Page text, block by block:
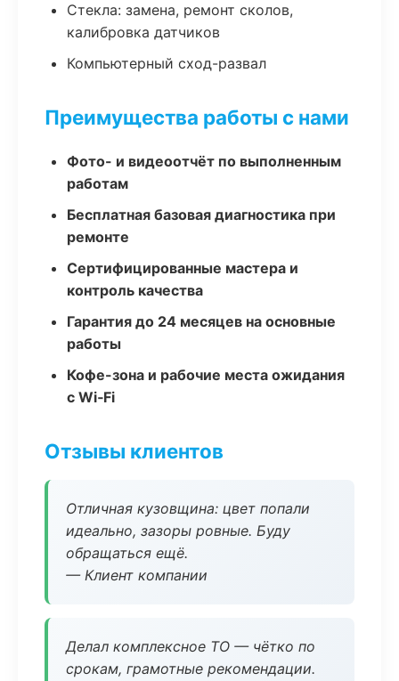
Стекла: замена, ремонт сколов,
калибровка датчиков
Компьютерный сход-развал
Преимущества работы с нами
Фото- и видеоотчёт по выполненным
работам
Бесплатная базовая диагностика при
ремонте
Сертифицированные мастера и
контроль качества
Гарантия до 24 месяцев на основные
работы
Кофе-зона и рабочие места ожидания
с Wi‑Fi
Отзывы клиентов
Отличная кузовщина: цвет попали
идеально, зазоры ровные. Буду
обращаться ещё.
— Клиент компании
Делал комплексное ТО — чётко по
срокам, грамотные рекомендации.